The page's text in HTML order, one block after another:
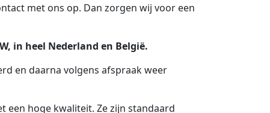
met ons op. Dan zorgen wij voor een
in heel Nederland en België.
en daarna volgens afspraak weer
een hoge kwaliteit. Ze zijn standaard